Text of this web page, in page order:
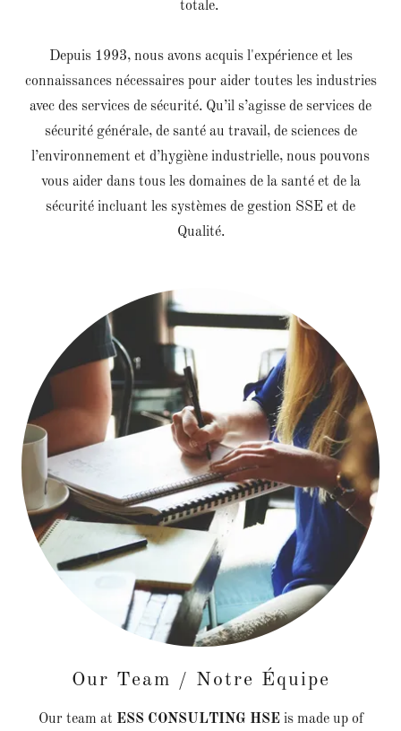
totale.
Depuis 1993, nous avons acquis l'expérience et les
connaissances nécessaires pour aider toutes les industries
avec des services de sécurité. Qu’il s’agisse de services de
sécurité générale, de santé au travail, de sciences de
l’environnement et d’hygiène industrielle, nous pouvons
vous aider dans tous les domaines de la santé et de la
sécurité incluant les systèmes de gestion SSE et de
Qualité.
Our Team / Notre Équipe
Our team at ESS CONSULTING HSEis made up of